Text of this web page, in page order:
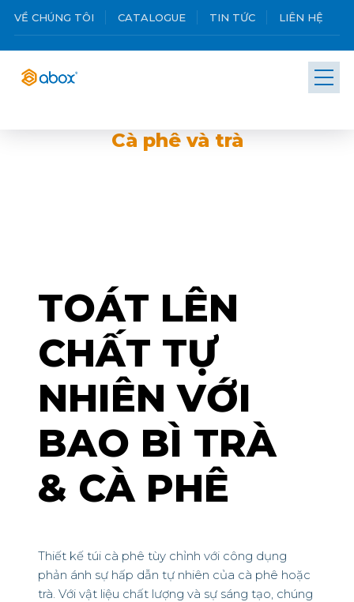
VỀ CHÚNG TÔI CATALOGUE TIN TỨC LIÊN HỆ
Cà phê và trà
TOÁT LÊN
CHẤT TỰ
NHIÊN VỚI
BAO BÌ TRÀ
& CÀ PHÊ
Thiết kế túi cà phê tùy chỉnh với công dụng
phản ánh sự hấp dẫn tự nhiên của cà phê hoặc
trà. Với vật liệu chất lượng và sự sáng tạo, chúng